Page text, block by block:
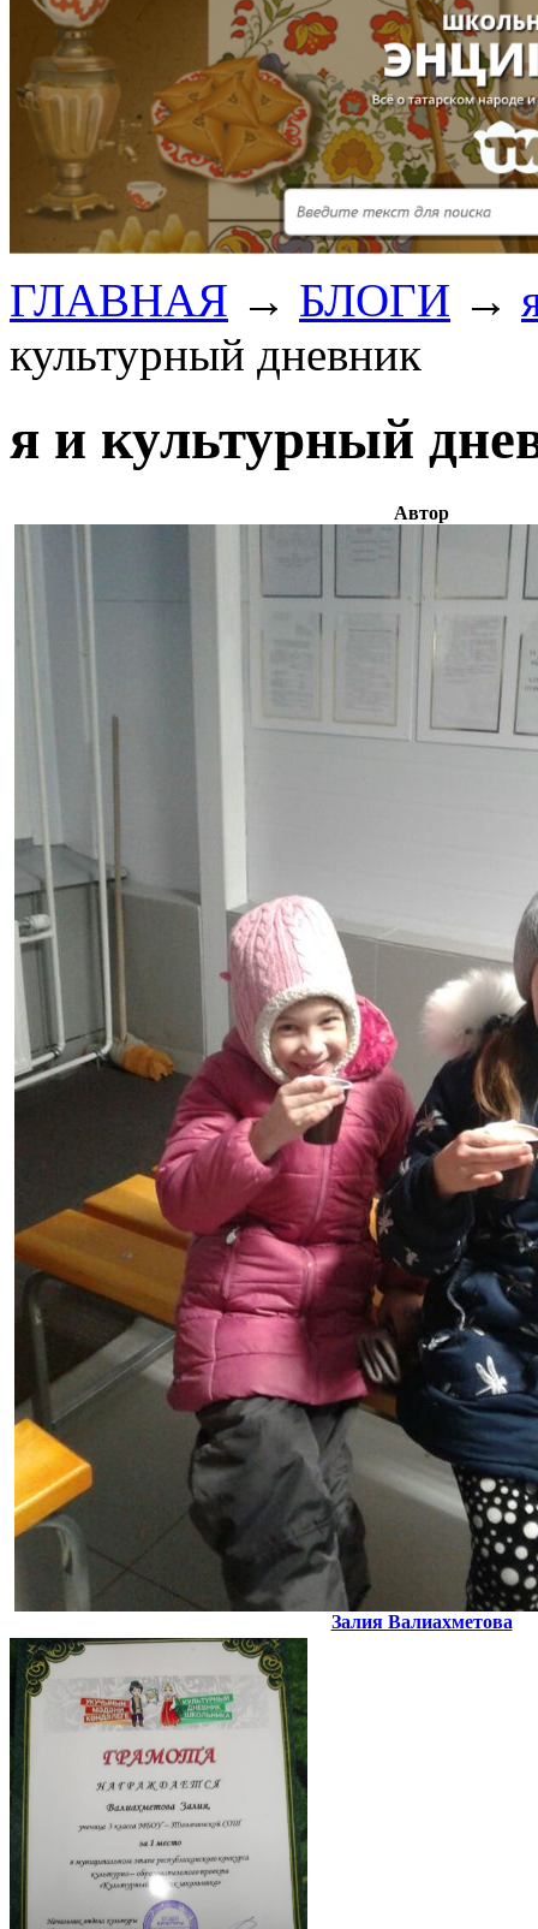
ГЛАВНАЯ → БЛОГИ →
культурный дневник
я и культурный
Автор
Залия Валиахметова